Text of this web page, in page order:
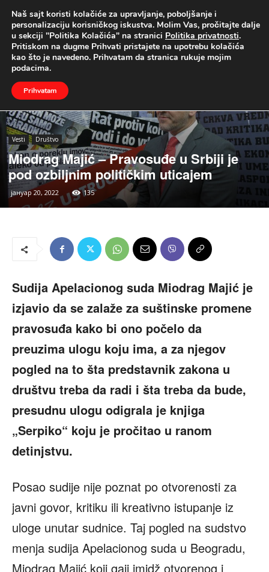
UŽIVO
Naslovna Vesti Društvo
Vesti Društvo
Miodrag Majić – Pravosuđe u Srbiji je
pod ozbiljnim političkim uticajem
јануар 20, 2022 135
Sudija Apelacionog suda Miodrag Majić je
izjavio da se zalaže za suštinske promene
pravosuđa kako bi ono počelo da
preuzima ulogu koju ima, a za njegov
pogled na to šta predstavnik zakona u
društvu treba da radi i šta treba da bude,
presudnu ulogu odigrala je knjiga
„Serpiko“ koju je pročitao u ranom
detinjstvu.
Posao sudije nije poznat po otvorenosti za
javni govor, kritiku ili kreativno istupanje iz
uloge unutar sudnice. Taj pogled na sudstvo
menja sudija Apelacionog suda u Beogradu,
Miodrag Majić koji gaji imidž otvorenog i
Naš sajt koristi kolačiće za upravljanje, poboljšanje i
personalizaciju korisničkog iskustva. Molim Vas, pročitajte dalje
u sekciji "Politika Kolačića" na stranici Politika privatnosti.
Pritiskom na dugme Prihvati pristajete na upotrebu kolačića
kao što je navedeno. Prihvatam da stranica rukuje mojim
podacima.
Prihvatam